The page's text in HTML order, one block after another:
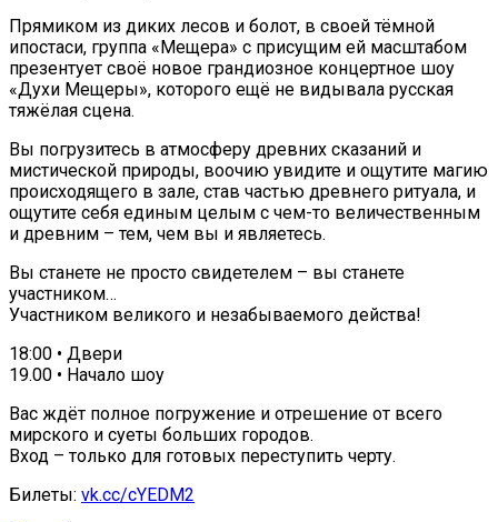
Прямиком из диких лесов и болот, в своей тёмной
ипостаси, группа «Мещера» с присущим ей масштабом
презентует своё новое грандиозное концертное шоу
«Духи Мещеры», которого ещё не видывала русская
тяжёлая сцена.
Вы погрузитесь в атмосферу древних сказаний и
мистической природы, воочию увидите и ощутите магию
происходящего в зале, став частью древнего ритуала, и
ощутите себя единым целым с чем-то величественным
и древним – тем, чем вы и являетесь.
Вы станете не просто свидетелем – вы станете
участником…
Участником великого и незабываемого действа!
18:00 • Двери
19.00 • Начало шоу
Вас ждёт полное погружение и отрешение от всего
мирского и суеты больших городов.
Вход – только для готовых переступить черту.
Билеты: vk.cc/cYEDM2